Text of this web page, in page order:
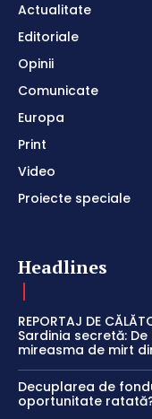
Actualitate
Editoriale
Opinii
Comunicate
Europa
Print
Video
Proiecte speciale
Headlines
REPORTAJ DE
Sardinia secretă:
mireasma de mirt
Decuplarea de
oportunitate